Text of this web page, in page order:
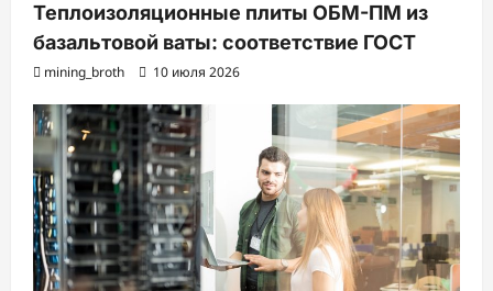
Теплоизоляционные плиты ОБМ-ПМ из
базальтовой ваты: соответствие ГОСТ
mining_broth 10 июля 2026